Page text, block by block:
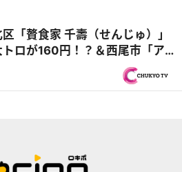
「贅食家 千壽（せんじゅ）」
ロが160円！？＆西尾市「ア
チン媽媽や」25種類のビュッフ
ラミステーキランチ『PS純金